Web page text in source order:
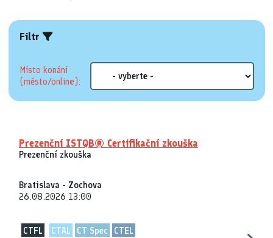
Filtr
Místo konání
(město/online):
Prezenční ISTQB® Certifikační zkouška
Prezenční zkouška
Bratislava - Zochova
26.08.2026 13:00
CTFL CTAL CT Spec CTEL